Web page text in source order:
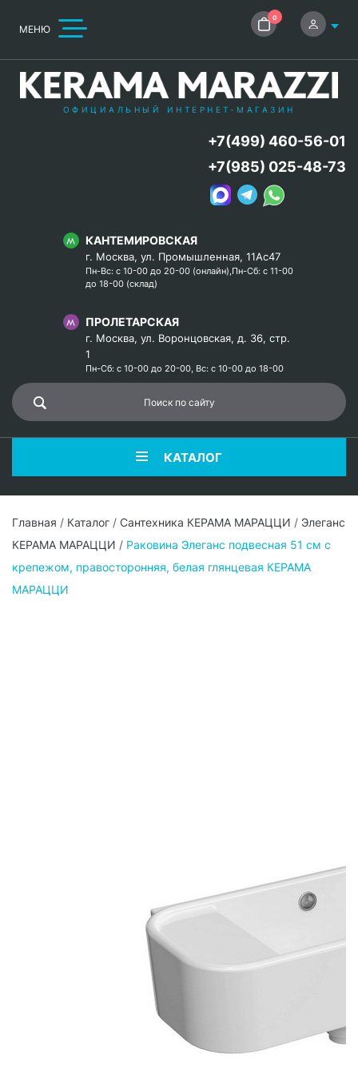
МЕНЮ
0
ОФИЦИАЛЬНЫЙ ИНТЕРНЕТ-МАГАЗИН
КАНТЕМИРОВСКАЯ
г. Москва, ул. Промышленная, 11Ас47
Пн-Вс: с 10-00 до 20-00 (онлайн),Пн-Сб: с 11-00
до 18-00 (склад)
ПРОЛЕТАРСКАЯ
г. Москва, ул. Воронцовская, д. 36, стр.
1
Пн-Сб: с 10-00 до 20-00, Вс: с 10-00 до 18-00
+7(499) 460-56-01
+7(985) 025-48-73
КАТАЛОГ
Главная / Каталог / Сантехника КЕРАМА МАРАЦЦИ / Элеганс
КЕРАМА МАРАЦЦИ / Раковина Элеганс подвесная 51 см с
крепежом, правосторонняя, белая глянцевая КЕРАМА
МАРАЦЦИ